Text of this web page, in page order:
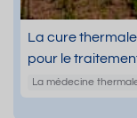
La cure
pour le
La médecine